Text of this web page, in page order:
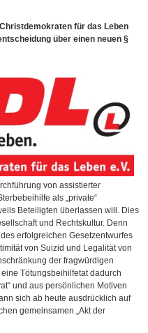
für das Leben
über einen neuen §
von assistierter
als „private“
Beteiligten überlassen will. Dies
und Rechtskultur. Denn
erfolgreichen Gesetzentwurfes
von Suizid und Legalität von
der fragwürdigen
Tötungsbeihilfetat dadurch
und aus persönlichen Motiven
sich ab heute ausdrücklich auf
gemeinsamen „Akt der